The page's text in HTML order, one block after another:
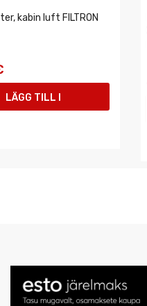
kabin luft FILTRON
LÄGG TILL I